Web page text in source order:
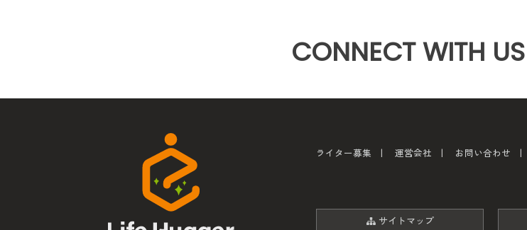
CONNECT WITH US
ライター募集 運営会社 お問い合わせ
サイトマップ